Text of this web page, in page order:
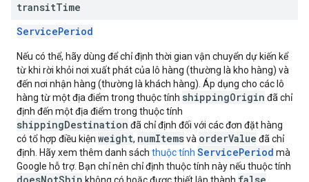
transitTime
ServicePeriod
Nếu có thể, hãy dùng để chỉ định thời gian vận chuyển dự kiến kể
từ khi rời khỏi nơi xuất phát của lô hàng (thường là kho hàng) và
đến nơi nhận hàng (thường là khách hàng). Áp dụng cho các lô
hàng từ một địa điểm trong thuộc tính shippingOrigin đã chỉ
định đến một địa điểm trong thuộc tính
shippingDestination đã chỉ định đối với các đơn đặt hàng
có tổ hợp điều kiện weight, numItemsvà orderValue đã chỉ
định. Hãy xem thêm danh sách thuộc tính ServicePeriod mà
Google hỗ trợ. Bạn chỉ nên chỉ định thuộc tính này nếu thuộc tính